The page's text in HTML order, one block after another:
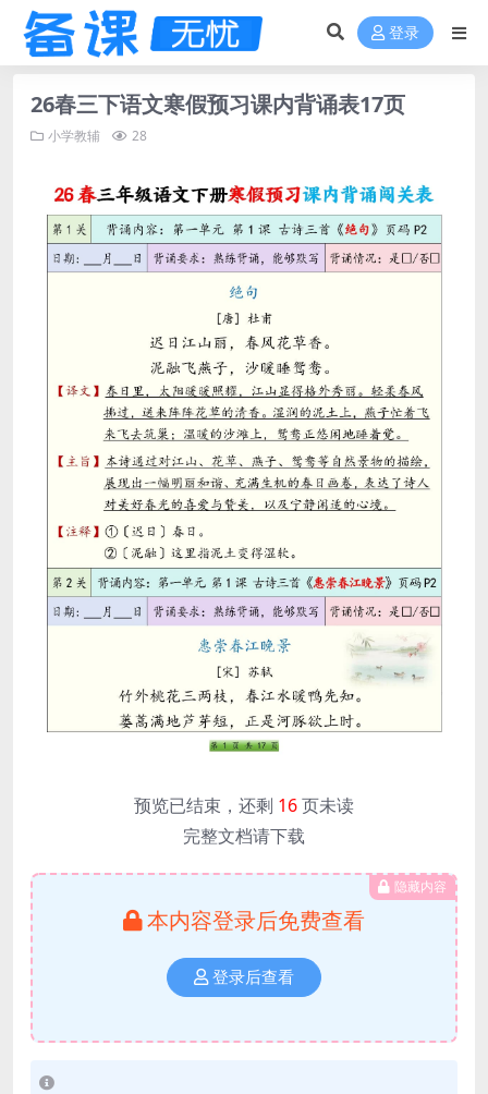
登录
26春三下语文寒假预习课内背诵表17页
小学教辅 28
预览已结束，还剩 16页未读
完整文档请下载
隐藏内容
本内容登录后免费查看
登录后查看